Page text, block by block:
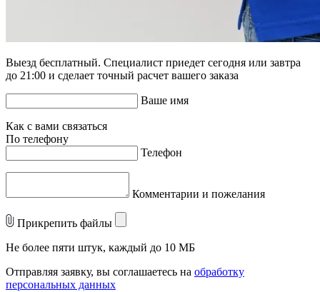
Выезд бесплатный. Специалист приедет сегодня или завтра
до 21:00 и сделает точный расчет вашего заказа
Ваше имя
Как с вами связаться
По телефону
Телефон
Комментарии и пожелания
Прикрепить файлы
Не более пяти штук, каждый до 10 МБ
Отправляя заявку, вы соглашаетесь на обработку
персональных данных